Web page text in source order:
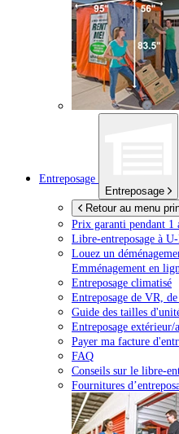
Entreposage
Entreposage
Retour au menu
Prix garanti pendant 1
Libre-entreposage à
Louez un
Emménagement en
Entreposage climatisé
Entreposage de VR,
Guide des tailles
Entreposage extérieur/
Payer ma facture
FAQ
Conseils sur le libre-
Fournitures